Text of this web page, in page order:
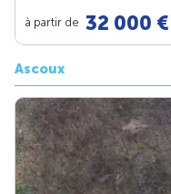
à partir de 32 000 €
Ascoux